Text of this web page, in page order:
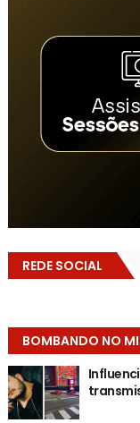
REDE SOCIAL
BOMBANDO NO